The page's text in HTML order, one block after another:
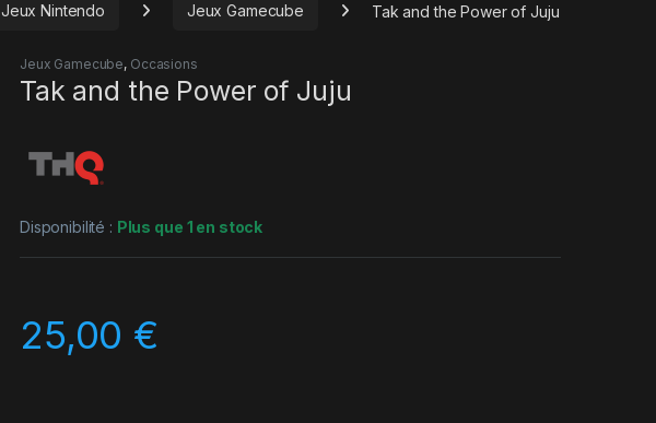
Jeux Nintendo Jeux Gamecube Tak and the Power of Juju
Jeux Gamecube, Occasions
Tak and the Power of Juju
Disponibilité : Plus que 1 en stock
25,00 €